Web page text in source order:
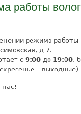
работы
режима работы
д 7.
с 9:00 до 19:00,
– выходные).
нас!